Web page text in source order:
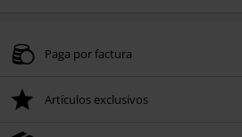
Paga por factura
Artículos exclusivos